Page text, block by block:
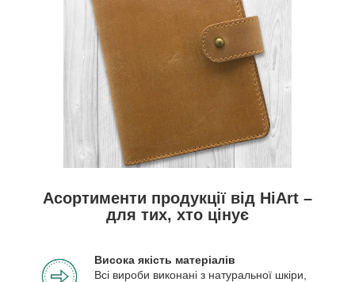
Асортименти продукції від HiArt –
для тих, хто цінує
Висока якість матеріалів
Всі вироби виконані з натуральної шкіри,